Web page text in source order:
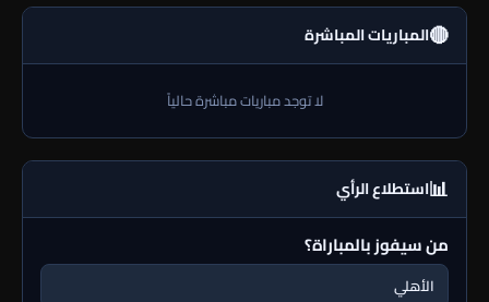
🔴المباريات المباشرة
لا توجد مباريات مباشرة حالياً
📊استطلاع الرأي
من سيفوز بالمباراة؟
الأهلي